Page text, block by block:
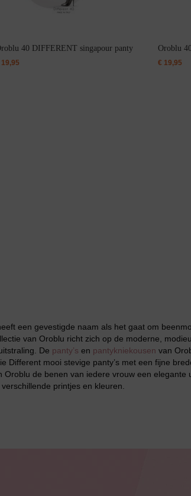
40 DIFFERENT singapour panty
19,95
Oroblu
€ 19,95
een gevestigde naam als het gaat om
van Oroblu richt zich op de moderne,
De panty’s en pantykniekousen van
Different mooi stevige panty’s met een fijne
de benen van iedere vrouw een elegante
printjes en kleuren.